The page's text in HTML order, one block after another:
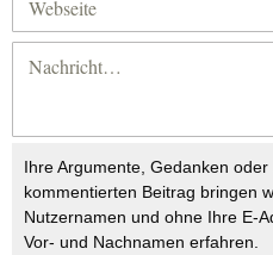
Ihre Argumente, Gedanken
kommentierten Beitrag bringen
Nutzernamen und ohne Ihre E-
Vor- und Nachnamen erfahren.